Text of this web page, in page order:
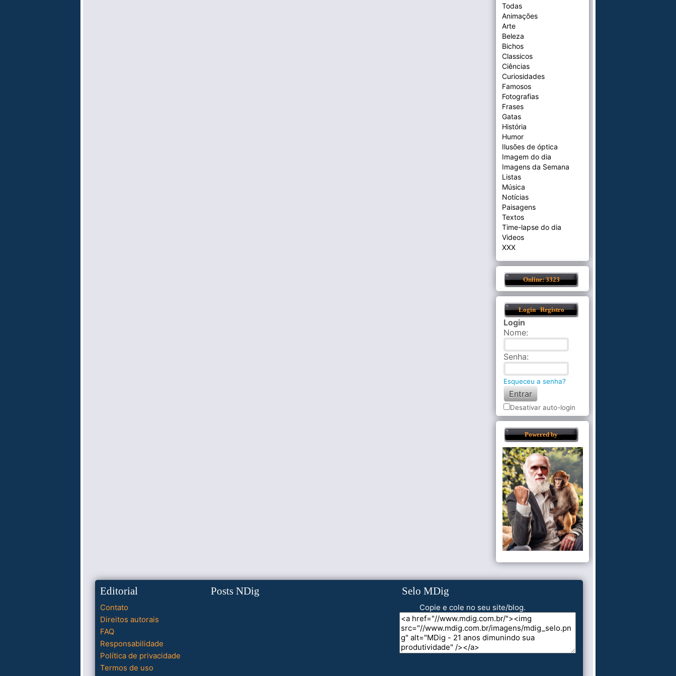
Todas
Animações
Arte
Beleza
Bichos
Classicos
Ciências
Curiosidades
Famosos
Fotografias
Frases
Gatas
História
Humor
Ilusões de óptica
Imagem do dia
Imagens da Semana
Listas
Música
Notícias
Paisagens
Textos
Time-lapse do dia
Videos
XXX
Online: 3323
Login Registro
Login
Nome:
Senha:
Esqueceu a senha?
Desativar auto-login
Powered by
Editorial
Contato
Direitos autorais
FAQ
Responsabilidade
Política de privacidade
Termos de uso
Posts NDig Selo MDig
Copie e cole no seu site/blog.